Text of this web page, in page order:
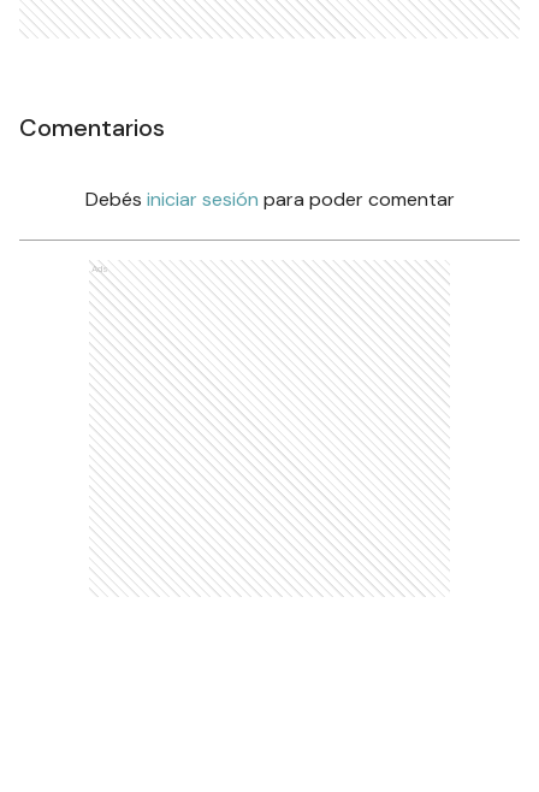
Comentarios
Debés iniciar sesión para poder comentar
Ads